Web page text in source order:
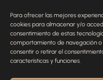
Para ofrecer las mejores
cookies para almacenar y/o
consentimiento de estas
comportamiento de navegación o
consentir o retirar el
características y funciones.
¿Tienes alguna
con tu pedido? Estamos
NOMBRE